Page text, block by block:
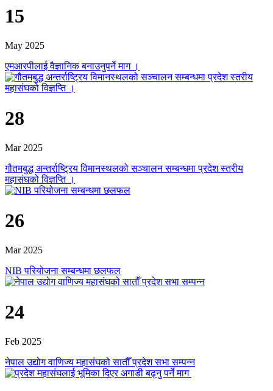
15
May 2025
एमआरपीलाई वैज्ञानिक बनाउनुपर्ने माग ।
28
Mar 2025
गौतमबुद्ध अन्तर्राष्ट्रिय विमानस्थलको सञ्चालन सम्बन्धमा प्रदेश स्तरीय
महासंघको विज्ञप्ति ।
26
Mar 2025
NIB परियोजना सम्बन्धमा छलफल
24
Feb 2025
नेपाल उद्योग वाणिज्य महासंघको सातौँ प्रदेश सभा सम्पन्न